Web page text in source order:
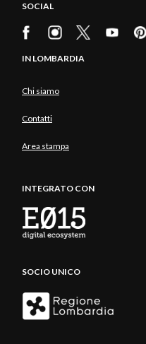
SOCIAL
IN LOMBARDIA
Chi siamo
Contatti
Area stampa
INTEGRATO CON
SOCIO UNICO